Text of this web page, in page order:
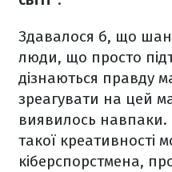
Здавалося б, що
люди, що просто
дізнаються правду
зреагувати на цей
виявилось навпаки.
такої креативності
кіберспорстмена,